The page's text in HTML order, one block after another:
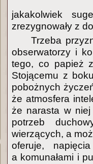
jakakolwiek
zrezygnowały z
Trzeba
obserwatorzy i
tego, co papież
Stojącemu z
pobożnych
że atmosfera
że narasta w
potrzeb
wierzących, a
oferuje,
a komunałami i